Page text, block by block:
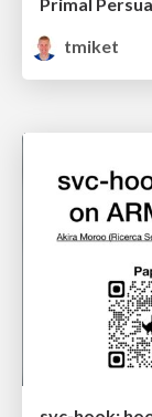
tmiket